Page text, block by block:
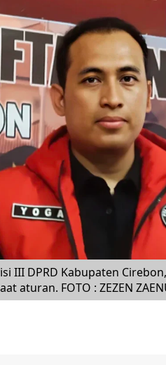
III DPRD Kabupaten
aturan. FOTO : ZEZEN